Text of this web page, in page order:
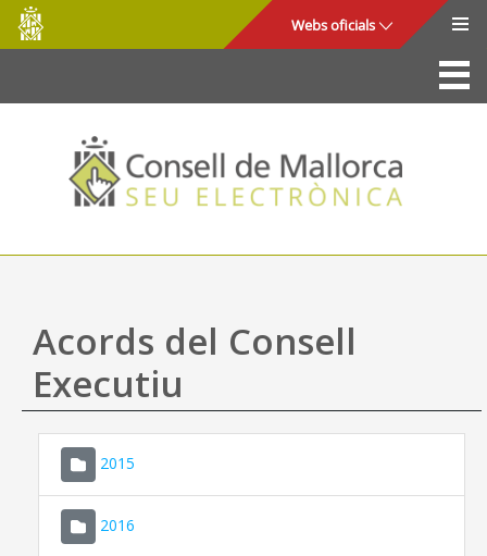
Salta al contingut principal
Consell
de
Mallorca
Webs oficials
La Seu
Consell de Mallorca
Accés i seguretat
Utilitats
Ajuda
Acords del Consell
Executiu
2015
2016